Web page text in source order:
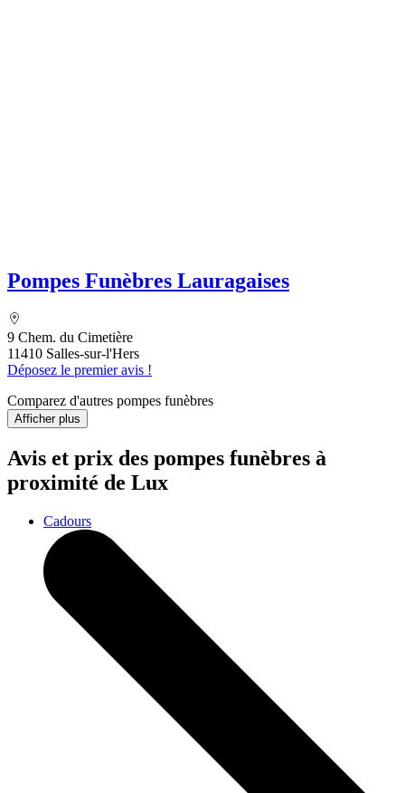
Pompes Funèbres Lauragaises
9 Chem. du Cimetière
11410 Salles-sur-l'Hers
Déposez le premier avis !
Comparez d'autres pompes funèbres
Afficher plus
Avis et prix des pompes funèbres à
proximité de Lux
Cadours